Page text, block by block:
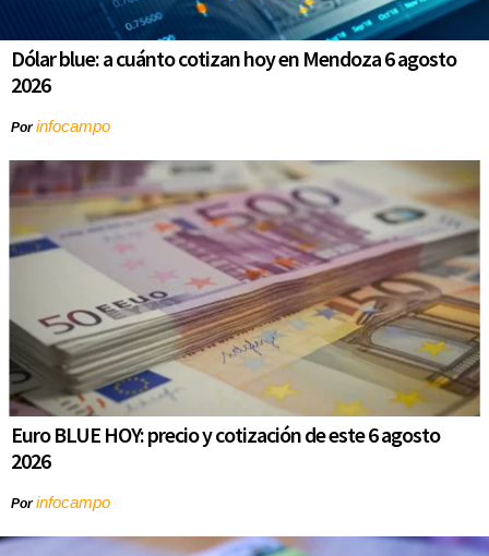
Dólar blue: a cuánto cotizan hoy en Mendoza 6 agosto
2026
Porinfocampo
Euro BLUE HOY: precio y cotización de este 6 agosto
2026
Porinfocampo